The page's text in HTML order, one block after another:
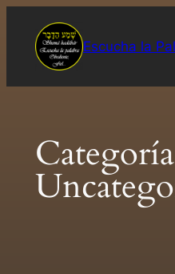
contenido
Escucha la